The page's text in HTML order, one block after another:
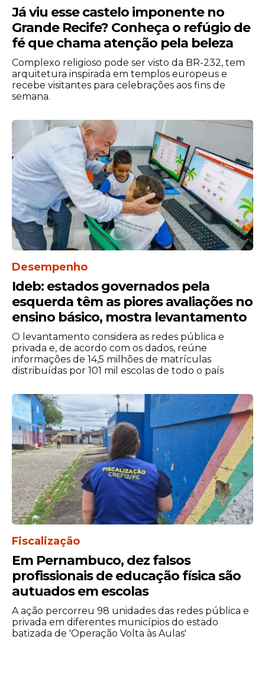
Já viu esse castelo imponente no
Grande Recife? Conheça o refúgio de
fé que chama atenção pela beleza
Complexo religioso pode ser visto da BR-232, tem
arquitetura inspirada em templos europeus e
recebe visitantes para celebrações aos fins de
semana.
Desempenho
Ideb: estados governados pela
esquerda têm as piores avaliações no
ensino básico, mostra levantamento
O levantamento considera as redes pública e
privada e, de acordo com os dados, reúne
informações de 14,5 milhões de matrículas
distribuídas por 101 mil escolas de todo o país
Fiscalização
Em Pernambuco, dez falsos
profissionais de educação física são
autuados em escolas
A ação percorreu 98 unidades das redes pública e
privada em diferentes municípios do estado
batizada de 'Operação Volta às Aulas'